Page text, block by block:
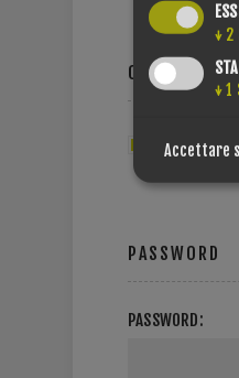
OPZIONI
Ricevi la
PASSWORD
PASSWORD:
↓ 2
↓ 1
Accettare